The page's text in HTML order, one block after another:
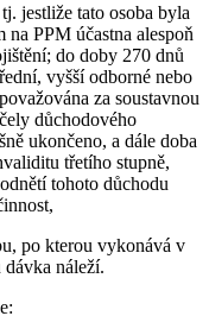
jestliže tato osoba byla
na PPM účastna alespoň
do doby 270 dnů
vyšší odborné nebo
za soustavnou
důchodového
ukončeno, a dále doba
třetího stupně,
tohoto důchodu
po kterou vykonává v
dávka náleží.